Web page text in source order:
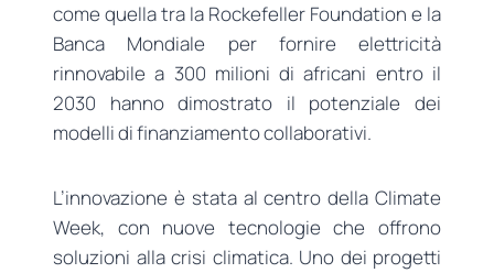
come quella tra la Rockefeller Foundation e la
Banca Mondiale per fornire elettricità
rinnovabile a 300 milioni di africani entro il
2030 hanno dimostrato il potenziale dei
modelli di finanziamento collaborativi.
L’innovazione è stata al centro della Climate
Week, con nuove tecnologie che offrono
soluzioni alla crisi climatica. Uno dei progetti